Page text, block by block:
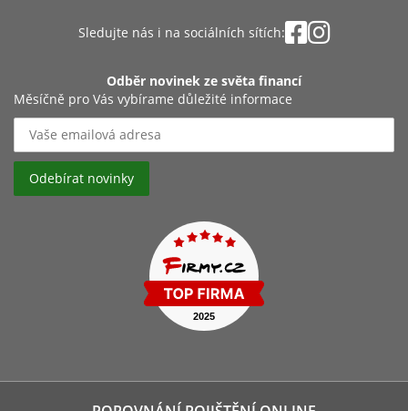
Sledujte nás i na sociálních sítích:
Odběr novinek ze světa financí
Měsíčně pro Vás vybírame důležité informace